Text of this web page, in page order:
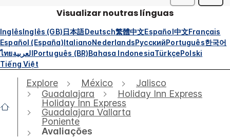
Visualizar noutras línguas
InglêsInglês (GB)日本語Deutsch繁體中文Español中文Français
Español (España)ItalianoNederlandsРусскийPortuguês한국어
ไทยالعربيةPortuguês (BR)Bahasa IndonesiaTürkçePolski
Tiếng Việt
Explore México
Jalisco
Guadalajara
Holiday Inn Express
Holiday Inn Express
Guadalajara Vallarta
Poniente
Avaliações